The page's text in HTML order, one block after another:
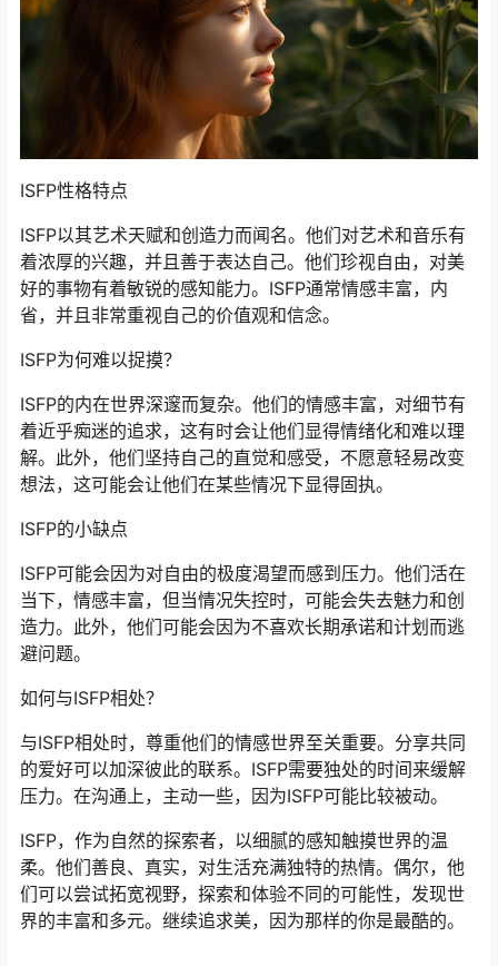
ISFP性格特点
ISFP以其艺术天赋和创造力而闻名。他们对艺术和音乐有
着浓厚的兴趣，并且善于表达自己。他们珍视自由，对美
好的事物有着敏锐的感知能力。ISFP通常情感丰富，内
省，并且非常重视自己的价值观和信念。
ISFP为何难以捉摸？
ISFP的内在世界深邃而复杂。他们的情感丰富，对细节有
着近乎痴迷的追求，这有时会让他们显得情绪化和难以理
解。此外，他们坚持自己的直觉和感受，不愿意轻易改变
想法，这可能会让他们在某些情况下显得固执。
ISFP的小缺点
ISFP可能会因为对自由的极度渴望而感到压力。他们活在
当下，情感丰富，但当情况失控时，可能会失去魅力和创
造力。此外，他们可能会因为不喜欢长期承诺和计划而逃
避问题。
如何与ISFP相处？
与ISFP相处时，尊重他们的情感世界至关重要。分享共同
的爱好可以加深彼此的联系。ISFP需要独处的时间来缓解
压力。在沟通上，主动一些，因为ISFP可能比较被动。
ISFP，作为自然的探索者，以细腻的感知触摸世界的温
柔。他们善良、真实，对生活充满独特的热情。偶尔，他
们可以尝试拓宽视野，探索和体验不同的可能性，发现世
界的丰富和多元。继续追求美，因为那样的你是最酷的。